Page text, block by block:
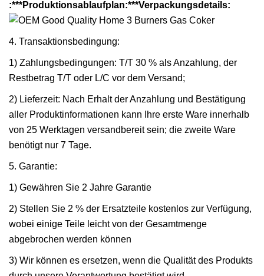
:***Produktionsablaufplan:***Verpackungsdetails:
4. Transaktionsbedingung:
1) Zahlungsbedingungen: T/T 30 % als Anzahlung, der
Restbetrag T/T oder L/C vor dem Versand;
2) Lieferzeit: Nach Erhalt der Anzahlung und Bestätigung
aller Produktinformationen kann Ihre erste Ware innerhalb
von 25 Werktagen versandbereit sein; die zweite Ware
benötigt nur 7 Tage.
5. Garantie:
1) Gewähren Sie 2 Jahre Garantie
2) Stellen Sie 2 % der Ersatzteile kostenlos zur Verfügung,
wobei einige Teile leicht von der Gesamtmenge
abgebrochen werden können
3) Wir können es ersetzen, wenn die Qualität des Produkts